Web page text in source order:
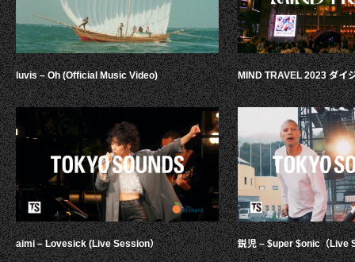
luvis – Oh (Official Music Video)
aimi – Lovesick (Live Session）
MIND TRAVEL 2023 ダイ
鋭児 – $uper $onic（Live